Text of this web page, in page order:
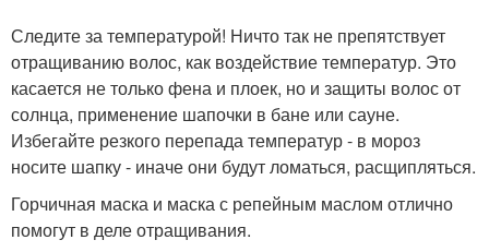
Следите за температурой! Ничто так не препятствует
отращиванию волос, как воздействие температур. Это
касается не только фена и плоек, но и защиты волос от
солнца, применение шапочки в бане или сауне.
Избегайте резкого перепада температур - в мороз
носите шапку - иначе они будут ломаться, расщипляться.
Горчичная маска и маска с репейным маслом отлично
помогут в деле отращивания.